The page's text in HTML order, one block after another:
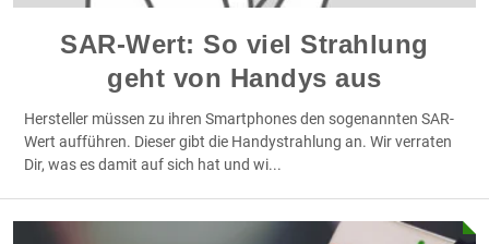
SAR-Wert: So viel Strahlung
geht von Handys aus
Hersteller müssen zu ihren Smartphones den sogenannten SAR-
Wert aufführen. Dieser gibt die Handystrahlung an. Wir verraten
Dir, was es damit auf sich hat und wi...